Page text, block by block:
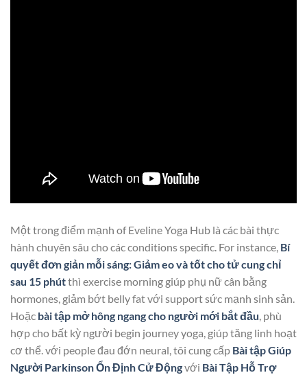
Một trong điểm mạnh of Eveline Yoga Hub là các bài thực
hành chuyên sâu cho các conditions specific. For instance, Bí
quyết đơn giản mỗi sáng: Giảm eo và tốt cho tử cung chỉ
sau 15 phútthì exercise morning giúp phụ nữ cân bằng
hormones, giảm bớt belly fat với support sức mạnh sinh sản.
Hoặc bài tập mở hông ngang cho người mới bắt đầu, phù
hợp cho bất kỳ người begin journey yoga, giúp tăng linh hoạt
cơ thể. với people đau đớn neural, tôi cung cấp Bài tập Giúp
Người Parkinson Ổn Định Cử Độngvới Bài Tập Hỗ Trợ